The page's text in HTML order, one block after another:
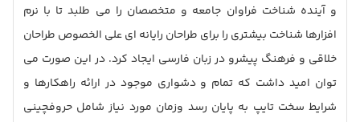
و آینده شناخت فراوان جامعه و متخصصان را می طلبد تا با نرم
افزارها شناخت بیشتری را برای طراحان رایانه ای علی الخصوص طراحان
خلاقی و فرهنگ پیشرو در زبان فارسی ایجاد کرد. در این صورت می
توان امید داشت که تمام و دشواری موجود در ارائه راهکارها و
شرایط سخت تایپ به پایان رسد وزمان مورد نیاز شامل حروفچینی